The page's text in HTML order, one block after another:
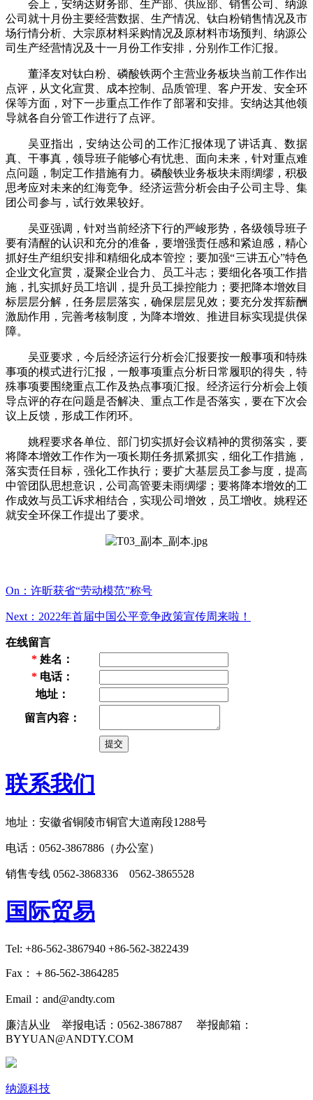
会上，安纳达财务部、生产部、供应部、销售公司、纳源
公司就十月份主要经营数据、生产情况、钛白粉销售情况及市
场行情分析、大宗原材料采购情况及原材料市场预判、纳源公
司生产经营情况及十一月份工作安排，分别作工作汇报。
董泽友对钛白粉、磷酸铁两个主营业务板块当前工作作出
点评，从文化宣贯、成本控制、品质管理、客户开发、安全环
保等方面，对下一步重点工作作了部署和安排。安纳达其他领
导就各自分管工作进行了点评。
吴亚指出，安纳达公司的工作汇报体现了讲话真、数据
真、干事真，领导班子能够心有忧患、面向未来，针对重点难
点问题，制定工作措施有力。磷酸铁业务板块未雨绸缪，积极
思考应对未来的红海竞争。经济运营分析会由子公司主导、集
团公司参与，试行效果较好。
吴亚强调，针对当前经济下行的严峻形势，各级领导班子
要有清醒的认识和充分的准备，要增强责任感和紧迫感，精心
抓好生产组织安排和精细化成本管控；要加强“三讲五心”特色
企业文化宣贯，凝聚企业合力、员工斗志；要细化各项工作措
施，扎实抓好员工培训，提升员工操控能力；要把降本增效目
标层层分解，任务层层落实，确保层层见效；要充分发挥薪酬
激励作用，完善考核制度，为降本增效、推进目标实现提供保
障。
吴亚要求，今后经济运行分析会汇报要按一般事项和特殊
事项的模式进行汇报，一般事项重点分析日常履职的得失，特
殊事项要围绕重点工作及热点事项汇报。经济运行分析会上领
导点评的存在问题是否解决、重点工作是否落实，要在下次会
议上反馈，形成工作闭环。
姚程要求各单位、部门切实抓好会议精神的贯彻落实，要
将降本增效工作作为一项长期任务抓紧抓实，细化工作措施，
落实责任目标，强化工作执行；要扩大基层员工参与度，提高
中管团队思想意识，公司高管要未雨绸缪；要将降本增效的工
作成效与员工诉求相结合，实现公司增效，员工增收。姚程还
就安全环保工作提出了要求。
On：许昕获省“劳动模范”称号
Next：2022年首届中国公平竞争政策宣传周来啦！
在线留言
*姓名：
*电话：
地址：
留言内容：
联系我们
地址：安徽省铜陵市铜官大道南段1288号
电话：0562-3867886（办公室）
销售专线 0562-3868336 0562-3865528
国际贸易
Tel: +86-562-3867940 +86-562-3822439
Fax：＋86-562-3864285
Email：and@andty.com
廉洁从业 举报电话：0562-3867887 举报邮箱：
BYYUAN@ANDTY.COM
纳源科技